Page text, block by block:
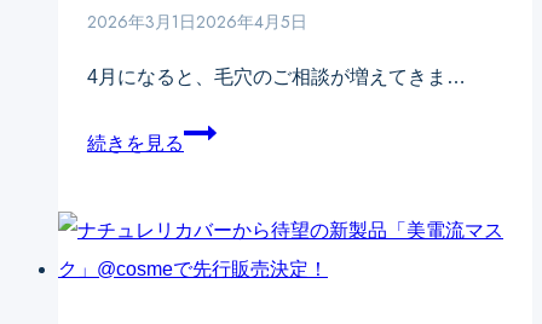
2026年3月1日2026年4月5日
4月になると、毛穴のご相談が増えてきま…
続きを見る毛